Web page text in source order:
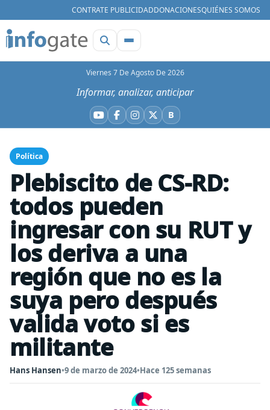
CONTRATE PUBLICIDADDONACIONESQUIÉNES SOMOS
Viernes 7 De Agosto De 2026
Informar, analizar, anticipar
YouTube
Facebook
Instagram
X BBluesky
Política
Plebiscito de CS-RD:
todos pueden
ingresar con su RUT y
los deriva a una
región que no es la
suya pero después
valida voto si es
militante
Hans Hansen•9 de marzo de 2024•Hace 125 semanas